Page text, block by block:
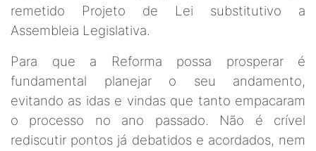
remetido Projeto de Lei substitutivo a
Assembleia Legislativa.
Para que a Reforma possa prosperar é
fundamental planejar o seu andamento,
evitando as idas e vindas que tanto empacaram
o processo no ano passado. Não é crível
rediscutir pontos já debatidos e acordados, nem